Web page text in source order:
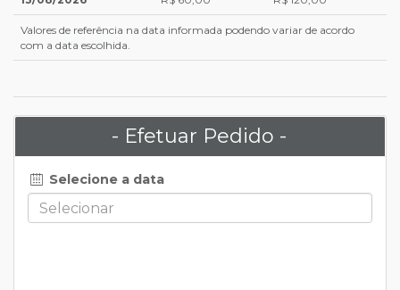
Valores de referência na data informada podendo variar de acordo
com a data escolhida.
- Efetuar Pedido -
Selecione a data